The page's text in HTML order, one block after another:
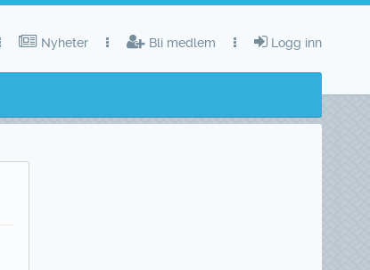
Logg inn
Bli medlem
Nyheter